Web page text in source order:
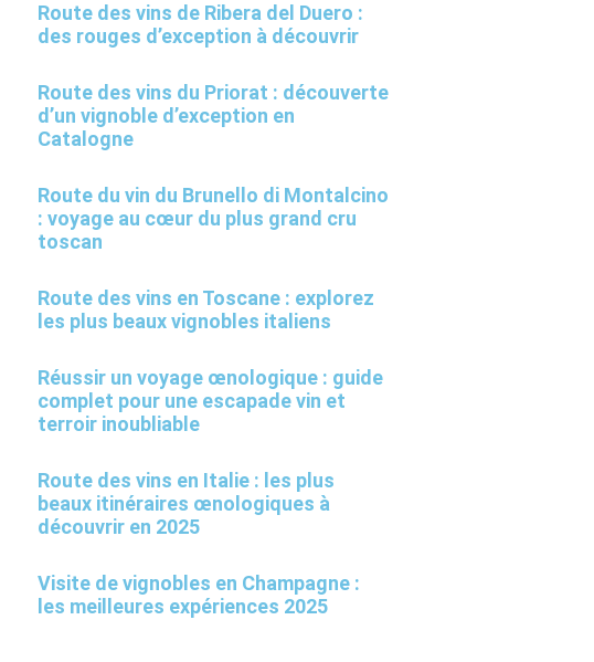
Route des vins de Ribera del Duero :
des rouges d’exception à découvrir
Route des vins du Priorat : découverte
d’un vignoble d’exception en
Catalogne
Route du vin du Brunello di Montalcino
: voyage au cœur du plus grand cru
toscan
Route des vins en Toscane : explorez
les plus beaux vignobles italiens
Réussir un voyage œnologique : guide
complet pour une escapade vin et
terroir inoubliable
Route des vins en Italie : les plus
beaux itinéraires œnologiques à
découvrir en 2025
Visite de vignobles en Champagne :
les meilleures expériences 2025